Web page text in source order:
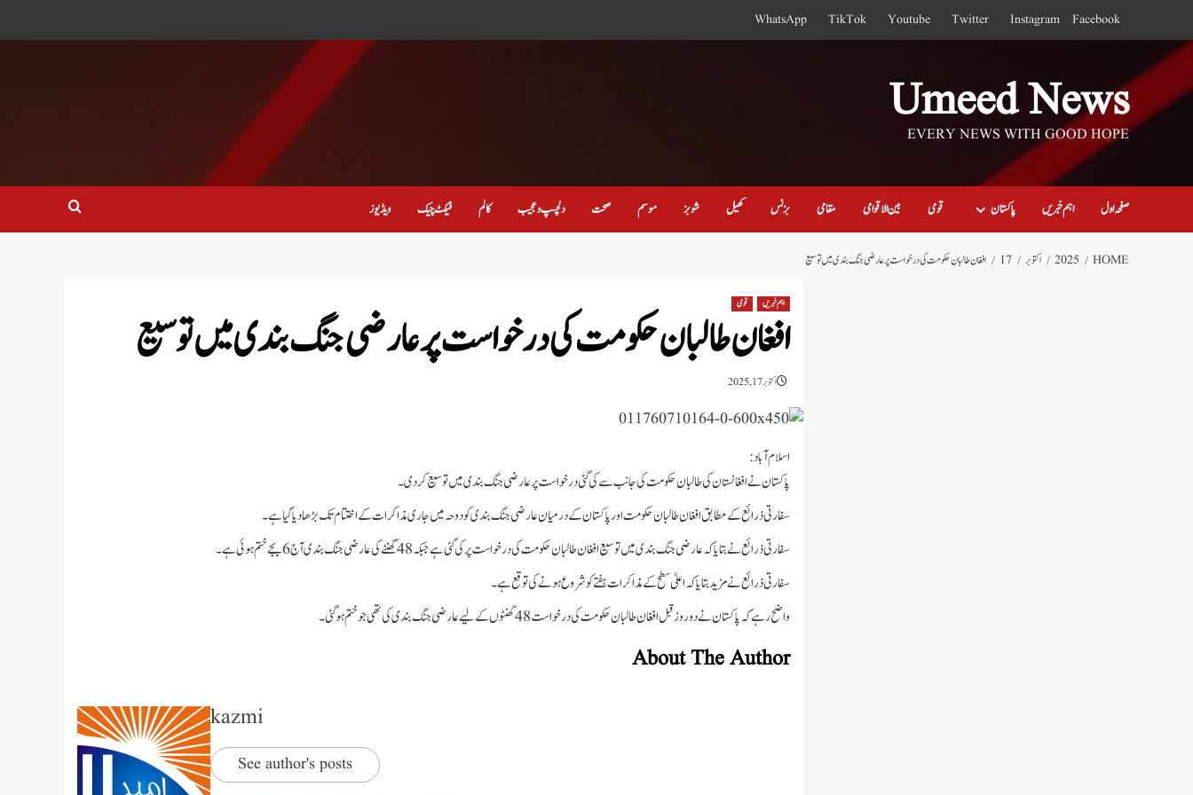
content
Facebook
Instagram
Twitter
Youtube
TikTok
WhatsApp
Umeed News
EVERY NEWS WITH GOOD HOPE
صفحہ اول اہم خبریں پاکستان قومی بین الاقوامی مقامی بزنس کھیل شوبز موسم صحت دلچسپ و عجیب کالم فیکٹ چیک ویڈیوز
HOME
2025 اکتوبر 17 افغان طالبان حکومت کی درخواست پر عارضی جنگ بندی میں توسیع
اہم خبریں قومی
افغان طالبان حکومت کی درخواست پر عارضی جنگ بندی میں توسیع
اکتوبر 17, 2025
اسلام آباد:
پاکستان نے افغانستان کی طالبان حکومت کی جانب سے کی گئی درخواست پر عارضی جنگ بندی میں توسیع کردی۔
سفارتی ذرائع کے مطابق افغان طالبان حکومت اور پاکستان کے درمیان عارضی جنگ بندی کو دوحہ میں جاری مذاکرات کے اختتام تک بڑھا دیا گیا ہے۔
سفارتی ذرائع نے بتایا کہ عارضی جنگ بندی میں توسیع افغان طالبان حکومت کی درخواست پر کی گئی ہے جبکہ 48 گھنٹے کی عارضی جنگ بندی آج 6 بجے ختم ہوئی ہے۔
سفارتی ذرائع نے مزید بتایا کہ اعلیٰ سطح کے مذاکرات ہفتے کو شروع ہونے کی توقع ہے۔
واضح رہے کہ پاکستان نے دو روز قبل افغان طالبان حکومت کی درخواست 48 گھنٹوں کے لیے عارضی جنگ بندی کی تھی جو ختم ہوگئی۔
About The Author
kazmi
See author's posts